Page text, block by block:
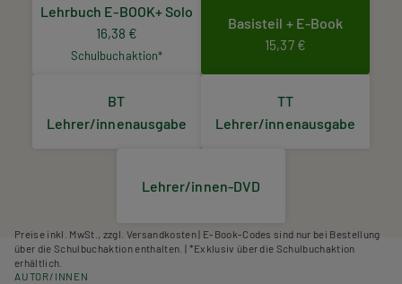
Lehrbuch E-BOOK+ Solo
16,38 €
Schulbuchaktion*
Basisteil + E-Book
15,37 €
BT
Lehrer/innenausgabe
TT
Lehrer/innenausgabe
Lehrer/innen-DVD
Preise inkl. MwSt., zzgl. Versandkosten | E-Book-Codes sind nur bei Bestellung
über die Schulbuchaktion enthalten. | *Exklusiv über die Schulbuchaktion
erhältlich.
AUTOR/INNEN